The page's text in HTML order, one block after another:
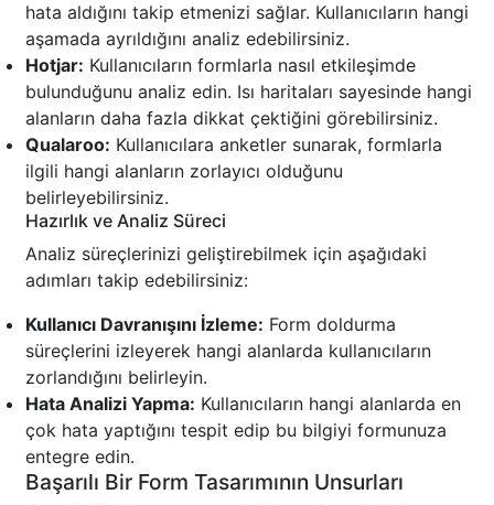
hata aldığını takip etmenizi sağlar. Kullanıcıların hangi
aşamada ayrıldığını analiz edebilirsiniz.
Hotjar: Kullanıcıların formlarla nasıl etkileşimde
bulunduğunu analiz edin. Isı haritaları sayesinde hangi
alanların daha fazla dikkat çektiğini görebilirsiniz.
Qualaroo: Kullanıcılara anketler sunarak, formlarla
ilgili hangi alanların zorlayıcı olduğunu
belirleyebilirsiniz.
Hazırlık ve Analiz Süreci
Analiz süreçlerinizi geliştirebilmek için aşağıdaki
adımları takip edebilirsiniz:
Kullanıcı Davranışını İzleme: Form doldurma
süreçlerini izleyerek hangi alanlarda kullanıcıların
zorlandığını belirleyin.
Hata Analizi Yapma: Kullanıcıların hangi alanlarda en
çok hata yaptığını tespit edip bu bilgiyi formunuza
entegre edin.
Başarılı Bir Form Tasarımının Unsurları